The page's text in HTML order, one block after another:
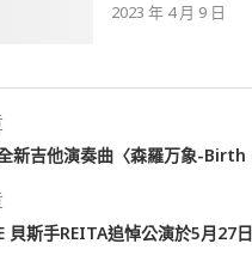
2023 年 4 月 9 日
新吉他演奏曲〈森羅万象-
斯手REITA追悼公演於5月27